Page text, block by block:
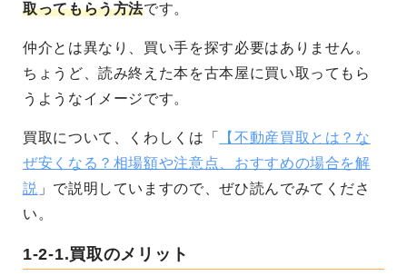
取ってもらう方法です。
仲介とは異なり、買い手を探す必要はありません。
ちょうど、読み終えた本を古本屋に買い取ってもら
うようなイメージです。
買取について、くわしくは「
【不動産買取とは？な
ぜ安くなる？相場額や注意点、おすすめの場合を解
説 」で説明していますので、ぜひ読んでみてくださ
い。
1-2-1.買取のメリット